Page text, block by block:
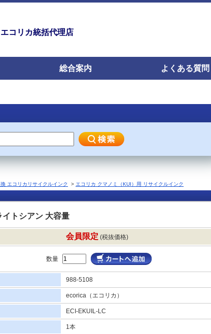
コリカ統括代理店
総合案内 よくある質問
エコリカリサイクルインク > エコリカ クマノミ（KUI）用 リサイクルインク
トシアン 大容量
会員限定 (税抜価格)
数量
988-5108
ecorica（エコリカ）
ECI-EKUIL-LC
1本